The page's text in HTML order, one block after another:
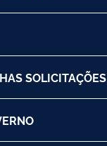
SOLICITAÇÕES